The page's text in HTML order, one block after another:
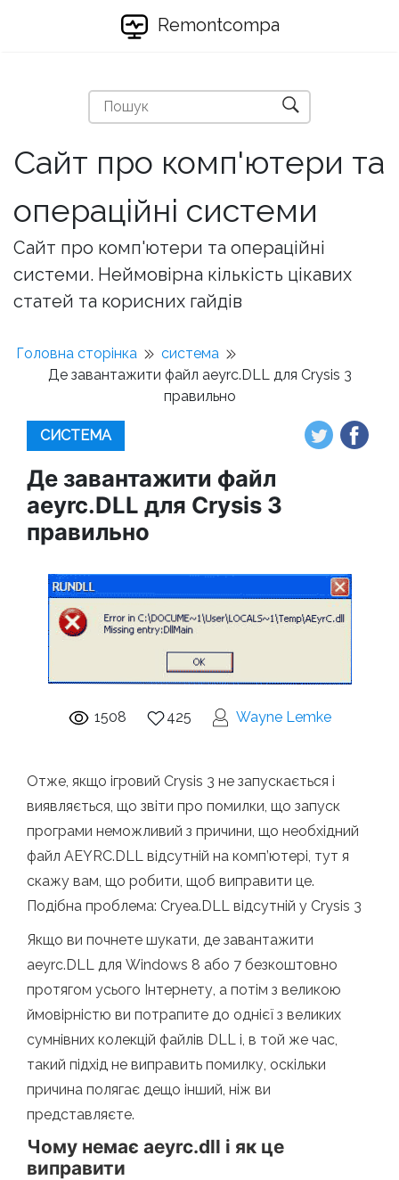
Remontcompa
Сайт про комп'ютери та
операційні системи
Сайт про комп'ютери та операційні
системи. Неймовірна кількість цікавих
статей та корисних гайдів
Головна сторінка
система
Де завантажити файл aeyrc.DLL для Crysis 3
правильно
СИСТЕМА
Де завантажити файл
aeyrc.DLL для Crysis 3
правильно
1508 425 Wayne Lemke
Отже, якщо ігровий Crysis 3 не запускається і
виявляється, що звіти про помилки, що запуск
програми неможливий з причини, що необхідний
файл AEYRC.DLL відсутній на комп’ютері, тут я
скажу вам, що робити, щоб виправити це.
Подібна проблема: Cryea.DLL відсутній у Crysis 3
Якщо ви почнете шукати, де завантажити
aeyrc.DLL для Windows 8 або 7 безкоштовно
протягом усього Інтернету, а потім з великою
ймовірністю ви потрапите до однієї з великих
сумнівних колекцій файлів DLL і, в той же час,
такий підхід не виправить помилку, оскільки
причина полягає дещо інший, ніж ви
представляєте.
Чому немає aeyrc.dll і як це
виправити